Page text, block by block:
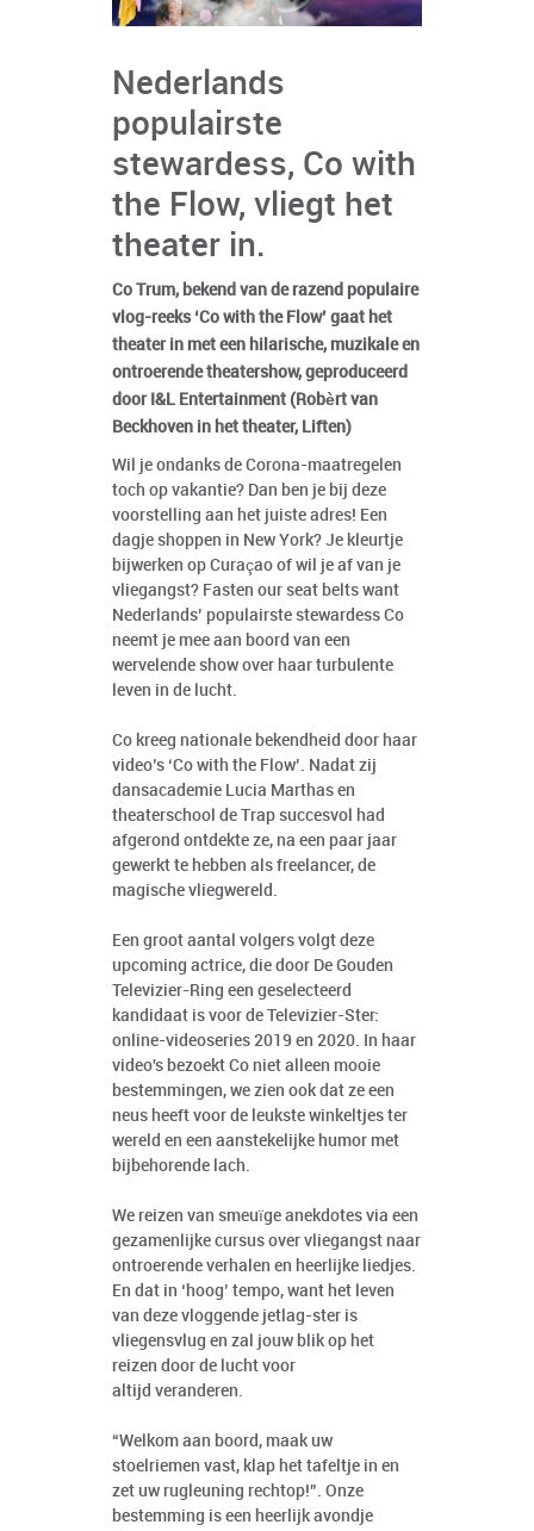
Nederlands
populairste
stewardess, Co with
the Flow, vliegt het
theater in.
Co Trum, bekend van de razend populaire
vlog-reeks ‘Co with the Flow’ gaat het
theater in met een hilarische, muzikale en
ontroerende theatershow, geproduceerd
door I&L Entertainment (Robèrt van
Beckhoven in het theater, Liften)
Wil je ondanks de Corona-maatregelen
toch op vakantie? Dan ben je bij deze
voorstelling aan het juiste adres! Een
dagje shoppen in New York? Je kleurtje
bijwerken op Curaçao of wil je af van je
vliegangst? Fasten our seat belts want
Nederlands’ populairste stewardess Co
neemt je mee aan boord van een
wervelende show over haar turbulente
leven in de lucht.
Co kreeg nationale bekendheid door haar
video’s ‘Co with the Flow’. Nadat zij
dansacademie Lucia Marthas en
theaterschool de Trap succesvol had
afgerond ontdekte ze, na een paar jaar
gewerkt te hebben als freelancer, de
magische vliegwereld.
Een groot aantal volgers volgt deze
upcoming actrice, die door De Gouden
Televizier-Ring een geselecteerd
kandidaat is voor de Televizier-Ster:
online-videoseries 2019 en 2020. In haar
video's bezoekt Co niet alleen mooie
bestemmingen, we zien ook dat ze een
neus heeft voor de leukste winkeltjes ter
wereld en een aanstekelijke humor met
bijbehorende lach.
We reizen van smeuïge anekdotes via een
gezamenlijke cursus over vliegangst naar
ontroerende verhalen en heerlijke liedjes.
En dat in ‘hoog’ tempo, want het leven
van deze vloggende jetlag-ster is
vliegensvlug en zal jouw blik op het
reizen door de lucht voor
altijd veranderen.
“Welkom aan boord, maak uw
stoelriemen vast, klap het tafeltje in en
zet uw rugleuning rechtop!”. Onze
bestemming is een heerlijk avondje